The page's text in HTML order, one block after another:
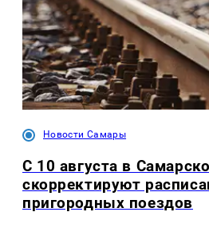
Новости Самары
С 10 августа в
скорректируют
пригородных поездов